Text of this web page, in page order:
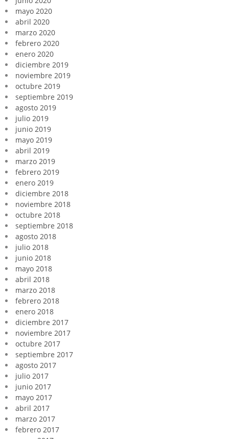
mayo 2020
abril 2020
marzo 2020
febrero 2020
enero 2020
diciembre 2019
noviembre 2019
octubre 2019
septiembre 2019
agosto 2019
julio 2019
junio 2019
mayo 2019
abril 2019
marzo 2019
febrero 2019
enero 2019
diciembre 2018
noviembre 2018
octubre 2018
septiembre 2018
agosto 2018
julio 2018
junio 2018
mayo 2018
abril 2018
marzo 2018
febrero 2018
enero 2018
diciembre 2017
noviembre 2017
octubre 2017
septiembre 2017
agosto 2017
julio 2017
junio 2017
mayo 2017
abril 2017
marzo 2017
febrero 2017